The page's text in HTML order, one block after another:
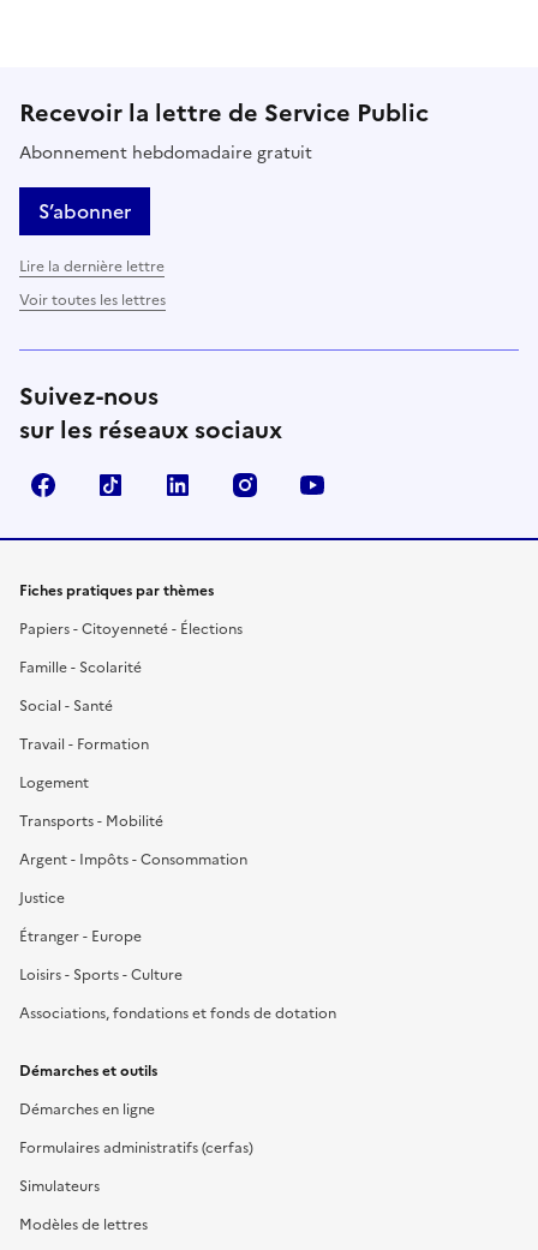
Recevoir la lettre de Service Public
Abonnement hebdomadaire gratuit
S’abonner
Lire la dernière lettre
Voir toutes les lettres
Suivez-nous
sur les réseaux sociaux
FacebookTikTok LinkedIn Instagram
Fiches pratiques par thèmes
Papiers - Citoyenneté - Élections
Famille - Scolarité
Social - Santé
Travail - Formation
Logement
Transports - Mobilité
Argent - Impôts - Consommation
Justice
Étranger - Europe
Loisirs - Sports - Culture
Associations, fondations et fonds de dotation
Démarches et outils
Démarches en ligne
Formulaires administratifs (cerfas)
Simulateurs
Modèles de lettres